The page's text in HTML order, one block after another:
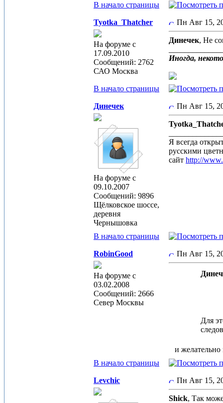
В начало страницы
Tyotka_Thatcher
На форуме с
17.09.2010
Сообщений: 2762
САО Москва
Пн Авг 15,
Динечек, Не
Иногда,
В начало страницы
Динечек
На форуме с
09.10.2007
Сообщений: 9896
Щёлковское шоссе,
деревня
Чернышовка
Пн Авг 15,
Я всегда
русскими
сайт http://
В начало страницы
RobinGood
На форуме с
03.02.2008
Сообщений: 2666
Север Москвы
Пн Авг 15,
Для
и
В начало страницы
Levchic Пн Авг 15,
Shick, Так